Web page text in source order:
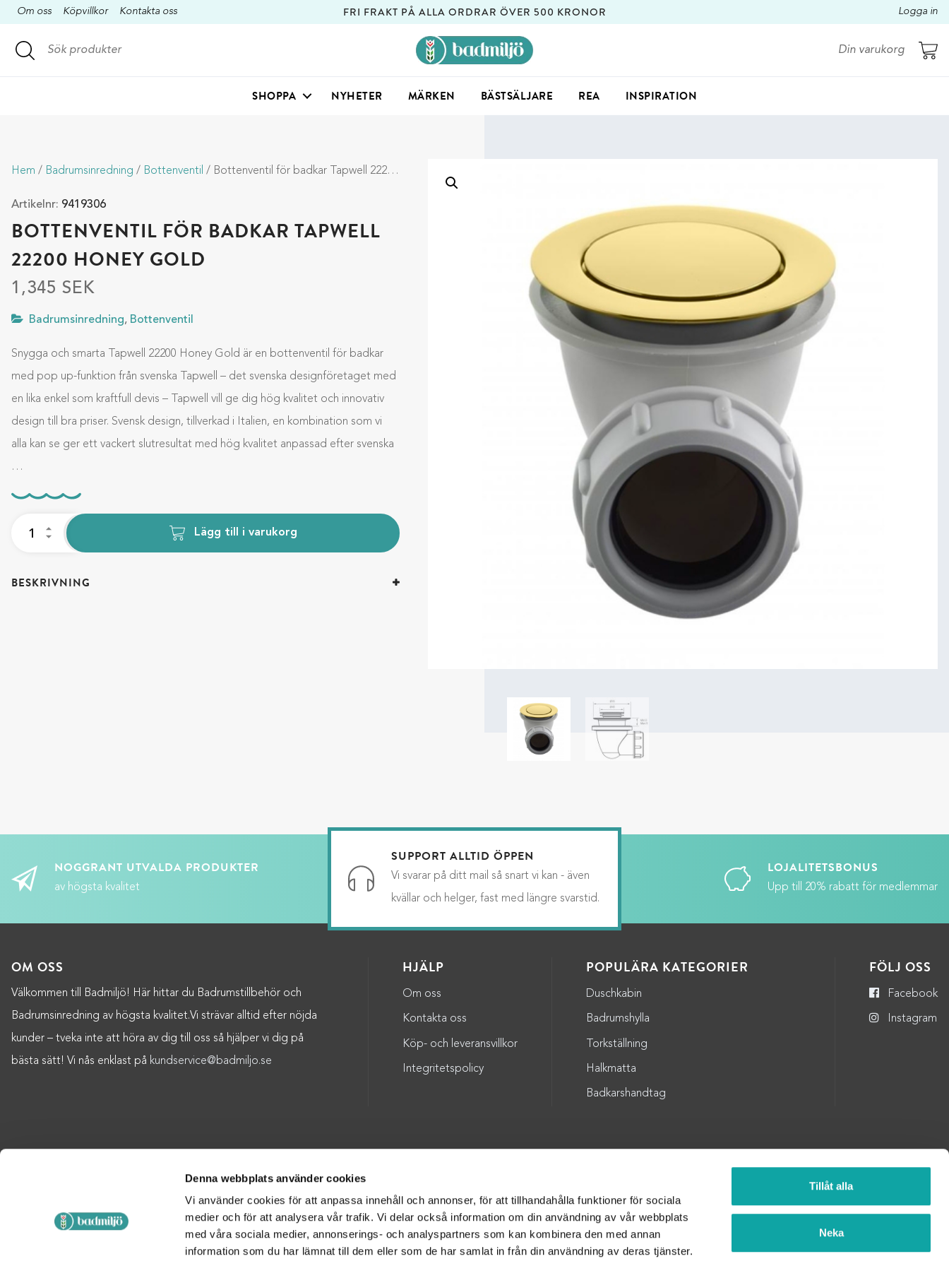
Denna webbplats använder cookies
Vi använder cookies för att anpassa innehåll och annonser, för att tillhandahålla funktioner för sociala
medier och för att analysera vår trafik. Vi delar också information om din användning av vår webbplats
med våra sociala medier, annonserings- och analyspartners som kan kombinera den med annan
information som du har lämnat till dem eller som de har samlat in från din användning av deras tjänster.
Tillåt alla
Neka
Om oss Köpvillkor Kontakta oss FRI FRAKT PÅ ALLA ORDRAR ÖVER 500 KRONOR Logga in
Din varukorg
SHOPPA NYHETER MÄRKEN BÄSTSÄLJARE REA INSPIRATION
Hem / Badrumsinredning / Bottenventil / Bottenventil för badkar Tapwell 22200 Honey Gold
Artikelnr: 9419306
BOTTENVENTIL FÖR BADKAR TAPWELL
22200 HONEY GOLD
1,345 SEK
Badrumsinredning, Bottenventil
Snygga och smarta Tapwell 22200 Honey Gold är en bottenventil för badkar
med pop up-funktion från svenska Tapwell – det svenska designföretaget med
en lika enkel som kraftfull devis – Tapwell vill ge dig hög kvalitet och innovativ
design till bra priser. Svensk design, tillverkad i Italien, en kombination som vi
alla kan se ger ett vackert slutresultat med hög kvalitet anpassad efter svenska
…
Lägg till i varukorg
BESKRIVNING
NOGGRANT UTVALDA PRODUKTER
av högsta kvalitet
SUPPORT ALLTID ÖPPEN
Vi svarar på ditt mail så snart vi kan - även
kvällar och helger, fast med längre svarstid.
LOJALITETSBONUS
Upp till 20% rabatt för medlemmar
OM OSS
Välkommen till Badmiljö! Här hittar du Badrumstillbehör och
Badrumsinredning av högsta kvalitet.Vi strävar alltid efter nöjda
kunder – tveka inte att höra av dig till oss så hjälper vi dig på
bästa sätt! Vi nås enklast på kundservice@badmiljo.se
HJÄLP
Om oss
Kontakta oss
Köp- och leveransvillkor
Integritetspolicy
POPULÄRA KATEGORIER
Duschkabin
Badrumshylla
Torkställning
Halkmatta
Badkarshandtag
FÖLJ OSS
Facebook
Instagram
SKAPAD AV ADWISE MEDIABYRÅ